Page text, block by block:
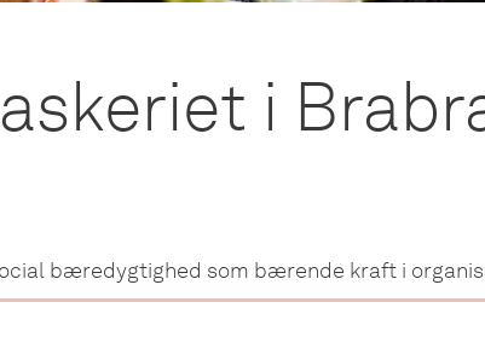
i
bæredygtighed som bærende kraft i